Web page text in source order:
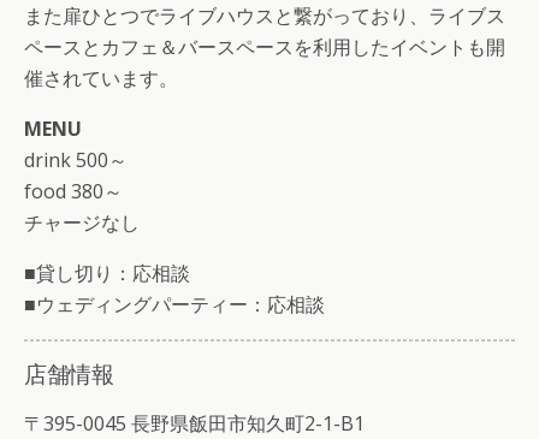
また扉ひとつでライブハウスと繋がっており、ライブス
ペースとカフェ＆バースペースを利用したイベントも開
催されています。
MENU
drink 500～
food 380～
チャージなし
■貸し切り：応相談
■ウェディングパーティー：応相談
店舗情報
〒395-0045 長野県飯田市知久町2-1-B1